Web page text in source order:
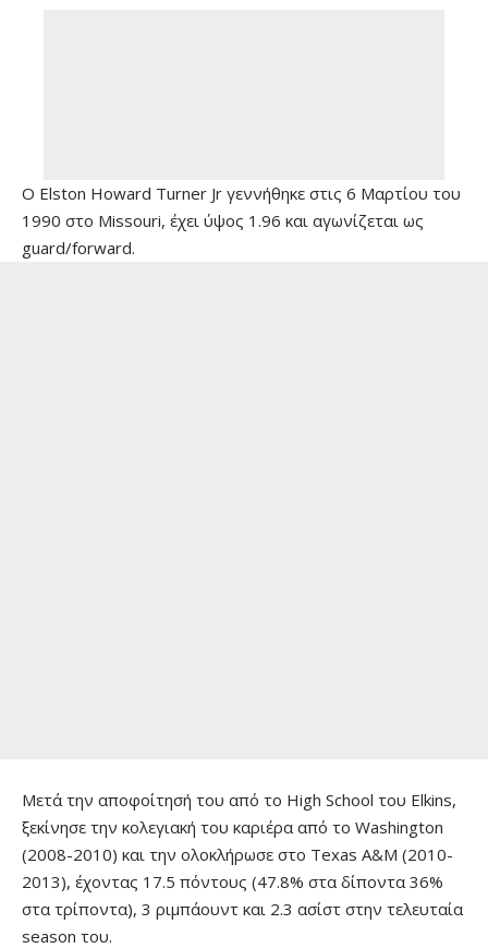
O Elston Howard Turner Jr γεννήθηκε στις 6 Μαρτίου του
1990 στο Missouri, έχει ύψος 1.96 και αγωνίζεται ως
guard/forward.
Μετά την αποφοίτησή του από το High School του Elkins,
ξεκίνησε την κολεγιακή του καριέρα από το Washington
(2008-2010) και την ολοκλήρωσε στο Texas A&M (2010-
2013), έχοντας 17.5 πόντους (47.8% στα δίποντα 36%
στα τρίποντα), 3 ριμπάουντ και 2.3 ασίστ στην τελευταία
season του.